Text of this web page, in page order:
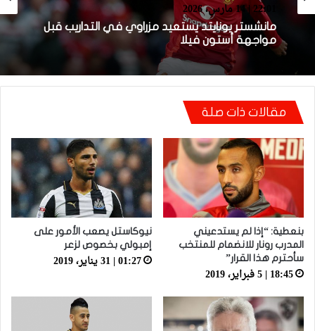
محترفون
22:01 | 14 مارس، 2026
مانشستر يونايتد يستعيد مزراوي في التداريب قبل
مواجهة أستون فيلا
21:49 | 14 مارس، 2026
فيديو.. هدف أوناحي الرائع واحتفاليته التي
تتضمن رسالة لوهبي
مقالات ذات صلة
بنعطية: “إذا لم يستدعيني
المدرب رونار للانضمام للمنتخب
سأحترم هذا القرار”
18:45 | 5 فبراير، 2019
نيوكاستل يصعب الأمور على
إمبولي بخصوص لزعر
01:27 | 31 يناير، 2019